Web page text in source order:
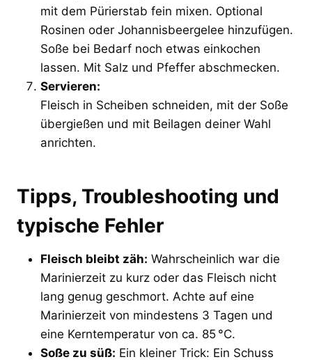
mit dem Pürierstab fein mixen. Optional
Rosinen oder Johannisbeergelee hinzufügen.
Soße bei Bedarf noch etwas einkochen
lassen. Mit Salz und Pfeffer abschmecken.
Servieren:
Fleisch in Scheiben schneiden, mit der Soße
übergießen und mit Beilagen deiner Wahl
anrichten.
Tipps, Troubleshooting und
typische Fehler
Fleisch bleibt zäh: Wahrscheinlich war die
Marinierzeit zu kurz oder das Fleisch nicht
lang genug geschmort. Achte auf eine
Marinierzeit von mindestens 3 Tagen und
eine Kerntemperatur von ca. 85 °C.
Soße zu süß: Ein kleiner Trick: Ein Schuss